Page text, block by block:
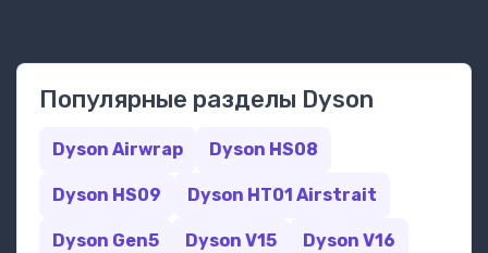
Популярные разделы Dyson
Dyson Airwrap Dyson HS08
Dyson HS09 Dyson HT01 Airstrait
Dyson Gen5 Dyson V15 Dyson V16